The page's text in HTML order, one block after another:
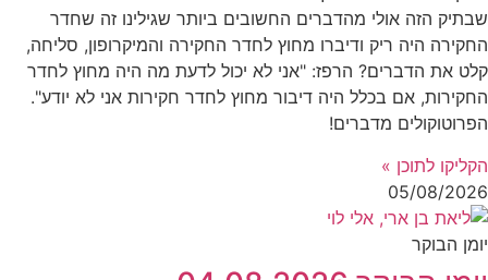
שבתיק הזה אולי מהדברים החשובים ביותר שגילינו זה שחדר
החקירה היה ריק ודיברו מחוץ לחדר החקירה והמיקרופון, סליחה,
קלט את הדברים? הרפז: "אני לא יכול לדעת מה היה מחוץ לחדר
החקירות, אם בכלל היה דיבור מחוץ לחדר חקירות אני לא יודע".
הפרוטוקולים מדברים!
הקליקו לתוכן »
05/08/2026
יומן הבוקר